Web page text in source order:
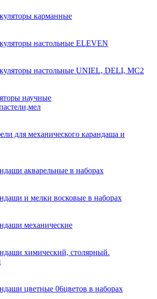
карманные
настольные ELEVEN
настольные UNIEL, DELI, MC2
научные
для механического карандаша и
акварельные в наборах
и мелки восковые в наборах
механические
химический, столярный.
цветные 06цветов в наборах